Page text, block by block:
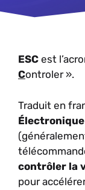
ESC est
Controler ».
Traduit en
Électronique
contrôler la
pour